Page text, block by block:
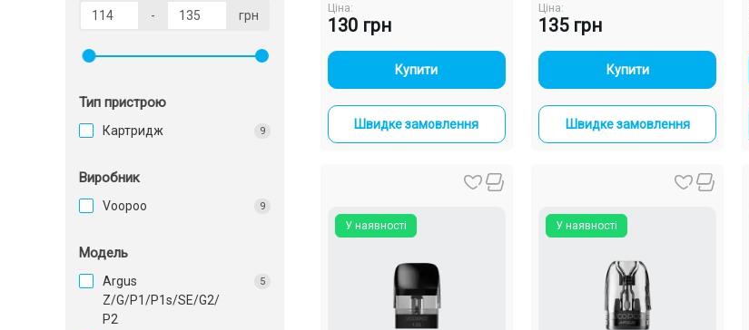
- грн
Тип пристрою
Картридж 9
Виробник
Voopoo 9
Модель
Argus
Z/G/P1/P1s/SE/G2/
P2
5
Ціна:
130 грн
- +
Купити
Швидке замовлення
Ціна:
135 грн
- +
Купити
Швидке замовлення
У наявності У наявності